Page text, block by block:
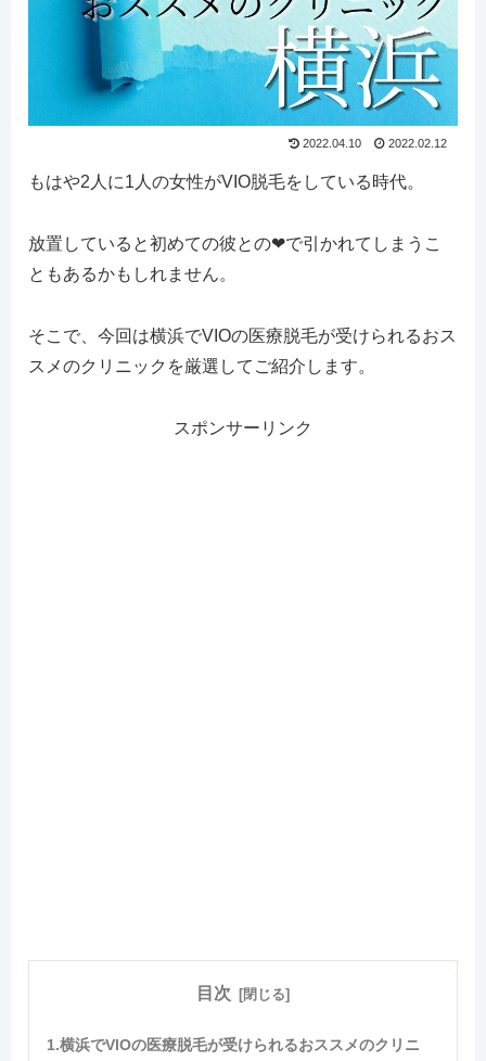
2022.04.10 2022.02.12
もはや2人に1人の女性がVIO脱毛をしている時代。
放置していると初めての彼との❤で引かれてしまうこ
ともあるかもしれません。
そこで、今回は横浜でVIOの医療脱毛が受けられるおス
スメのクリニックを厳選してご紹介します。
スポンサーリンク
目次
1.横浜でVIOの医療脱毛が受けられるおススメのクリニ